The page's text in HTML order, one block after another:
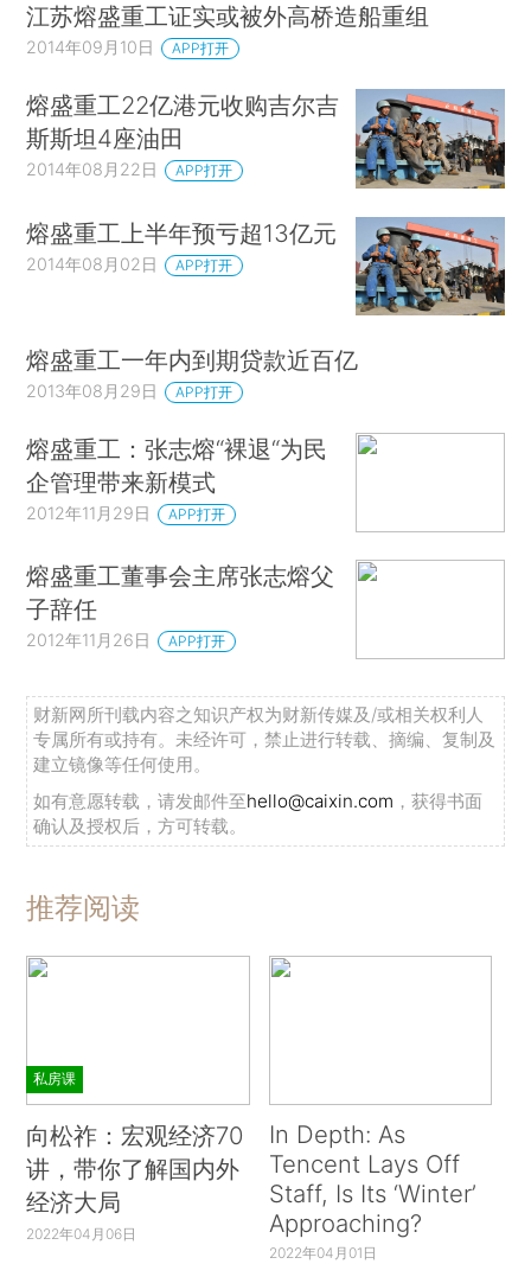
江苏熔盛重工证实或被外高桥造船重组
2014年09月10日 APP打开
熔盛重工22亿港元收购吉尔吉
斯斯坦4座油田
2014年08月22日 APP打开
熔盛重工上半年预亏超13亿元
2014年08月02日 APP打开
熔盛重工一年内到期贷款近百亿
2013年08月29日 APP打开
熔盛重工：张志熔“裸退“为民
企管理带来新模式
2012年11月29日 APP打开
熔盛重工董事会主席张志熔父
子辞任
2012年11月26日 APP打开
财新网所刊载内容之知识产权为财新传媒及/或相关权利人
专属所有或持有。未经许可，禁止进行转载、摘编、复制及
建立镜像等任何使用。
如有意愿转载，请发邮件至hello@caixin.com ，获得书面
确认及授权后，方可转载。
推荐阅读
私房课
向松祚：宏观经济70
讲，带你了解国内外
经济大局
2022年04月06日
In Depth: As
Tencent Lays Off
Staff, Is Its ‘Winter’
Approaching?
2022年04月01日